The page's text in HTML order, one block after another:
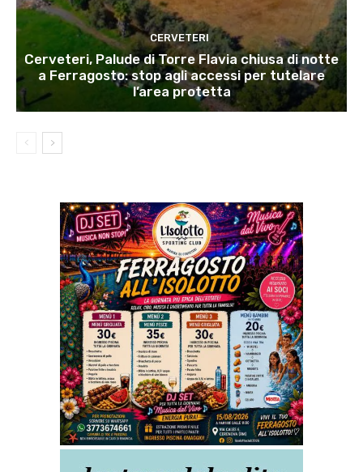
CERVETERI
Cerveteri, Palude di Torre Flavia chiusa di notte
a Ferragosto: stop agli accessi per tutelare
l’area protetta